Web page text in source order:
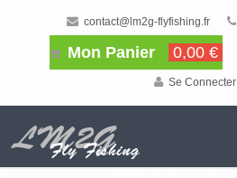
contact@lm2g-flyfishing.fr
Mon Panier 0,00 €
Se Connecter